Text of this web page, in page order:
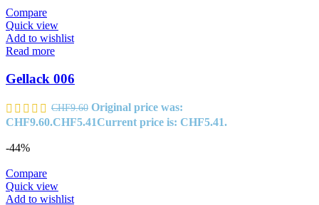
Compare
Quick view
Add to wishlist
Read more
Gellack 006
CHF9.60 Original price was:
CHF9.60.CHF5.41Current price is: CHF5.41.
-44%
Compare
Quick view
Add to wishlist